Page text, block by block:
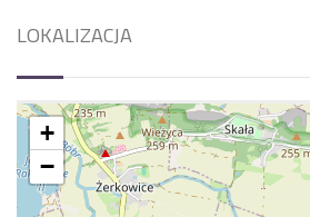
LOKALIZACJA
+
−